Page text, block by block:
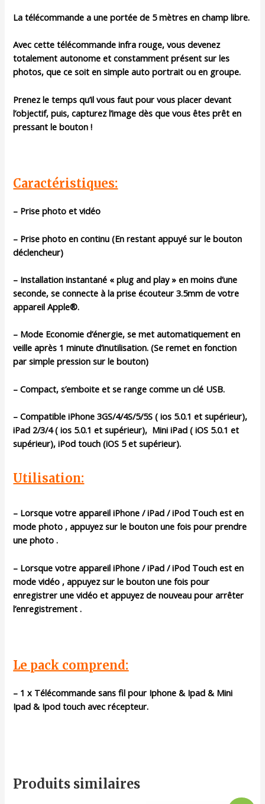
La télécommande a une portée de 5 mètres en champ libre.
Avec cette télécommande infra rouge, vous devenez
totalement autonome et constamment présent sur les
photos, que ce soit en simple auto portrait ou en groupe.
Prenez le temps qu’il vous faut pour vous placer devant
l’objectif, puis, capturez l’image dès que vous êtes prêt en
pressant le bouton !
Caractéristiques:
– Prise photo et vidéo
– Prise photo en continu (En restant appuyé sur le bouton
déclencheur)
– Installation instantané « plug and play » en moins d’une
seconde, se connecte à la prise écouteur 3.5mm de votre
appareil Apple®.
– Mode Economie d’énergie, se met automatiquement en
veille après 1 minute d’inutilisation. (Se remet en fonction
par simple pression sur le bouton)
– Compact, s’emboite et se range comme un clé USB.
– CompatibleiPhone 3GS/4/4S/5/5S ( ios 5.0.1 et supérieur),
iPad 2/3/4 ( ios 5.0.1 et supérieur), Mini iPad ( iOS 5.0.1et
supérieur), iPod touch (iOS 5et supérieur).
Utilisation:
– Lorsque votre appareil iPhone / iPad / iPod Touch est en
mode photo , appuyez sur le bouton une fois pour prendre
une photo .
– Lorsque votre appareil iPhone / iPad / iPod Touch est en
mode vidéo , appuyez sur le bouton une fois pour
enregistrer une vidéo et appuyez de nouveau pour arrêter
l’enregistrement .
Le pack comprend:
– 1 x Télécommande sans fil pour Iphone & Ipad & Mini
Ipad & Ipod touch avec récepteur.
Produits similaires